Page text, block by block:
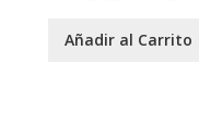
Añadir al Carrito